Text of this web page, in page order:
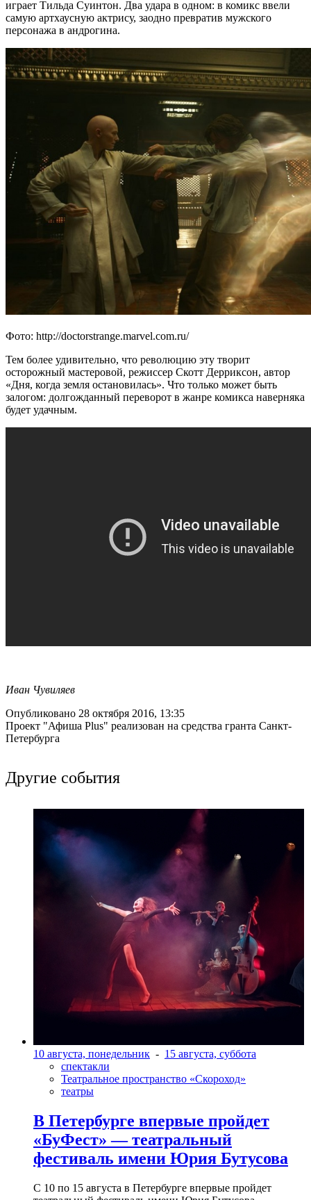
играет Тильда Суинтон. Два удара в одном: в комикс ввели
самую артхаусную актрису, заодно превратив мужского
персонажа в андрогина.
Фото: http://doctorstrange.marvel.com.ru/
Тем более удивительно, что революцию эту творит
осторожный мастеровой, режиссер Скотт Дерриксон, автор
«Дня, когда земля остановилась». Что только может быть
залогом: долгожданный переворот в жанре комикса наверняка
будет удачным.
Иван Чувиляев
Опубликовано 28 октября 2016, 13:35
Проект "Афиша Plus" реализован на средства гранта Санкт-
Петербурга
Другие события
10 августа, понедельник - 15 августа, суббота
спектакли
Театральное пространство «Скороход»
театры
В Петербурге впервые пройдет
«БуФест» — театральный
фестиваль имени Юрия Бутусова
С 10 по 15 августа в Петербурге впервые пройдет